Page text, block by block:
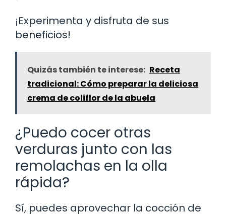
¡Experimenta y disfruta de sus
beneficios!
Quizás también te interese: Receta
tradicional: Cómo preparar la deliciosa
crema de coliflor de la abuela
¿Puedo cocer otras
verduras junto con las
remolachas en la olla
rápida?
Sí, puedes aprovechar la cocción de